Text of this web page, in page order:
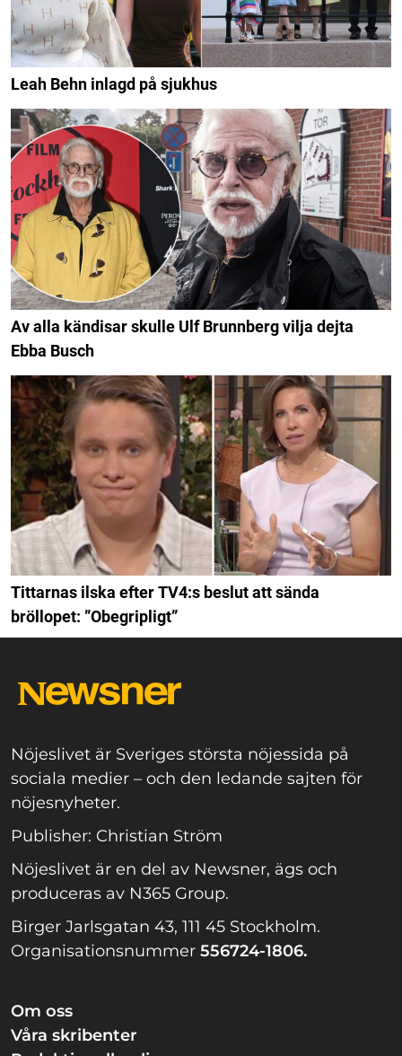
Leah Behn inlagd på sjukhus
Av alla kändisar skulle Ulf Brunnberg vilja dejta
Ebba Busch
Tittarnas ilska efter TV4:s beslut att sända
bröllopet: ”Obegripligt”
Nöjeslivet är Sveriges största nöjessida på
sociala medier – och den ledande sajten för
nöjesnyheter.
Publisher: Christian Ström
Nöjeslivet är en del av Newsner, ägs och
produceras av N365 Group.
Birger Jarlsgatan 43, 111 45 Stockholm.
Organisationsnummer 556724-1806.
Om oss
Våra skribenter